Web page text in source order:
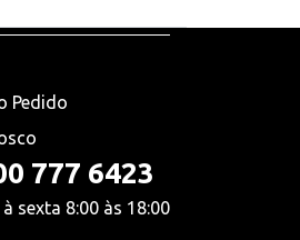
Pedido
777 6423
sexta 8:00 às 18:00